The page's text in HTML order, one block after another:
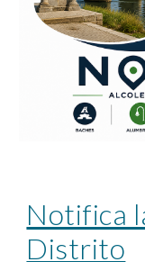
Notifica
Distrito